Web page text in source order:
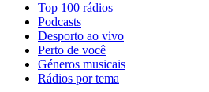
Top 100 rádios
Podcasts
Desporto ao vivo
Perto de você
Géneros musicais
Rádios por tema